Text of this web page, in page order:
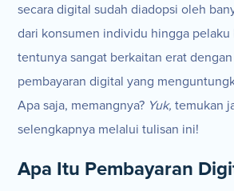
secara digital sudah diadopsi oleh
dari konsumen individu hingga pelaku
tentunya sangat berkaitan erat
pembayaran digital yang
Apa saja, memangnya? Yuk,temukan
selengkapnya melalui tulisan ini!
Apa Itu Pembayaran